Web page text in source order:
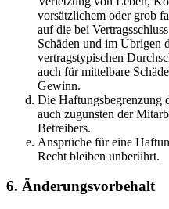
vorsätzlichem oder grob
auf die bei
Schäden und im Übrigen
vertragstypischen
auch für mittelbare
Gewinn.
Die Haftungsbegrenzung
auch zugunsten der
Betreibers.
Ansprüche für eine
Recht bleiben unberührt.
6. Änderungsvorbehalt